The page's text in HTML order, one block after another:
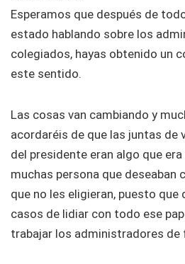
Esperamos que después de
estado hablando sobre los
colegiados, hayas obtenido un
este sentido.
Las cosas van cambiando y
acordaréis de que las juntas de
del presidente eran algo que
muchas persona que deseaban
que no les eligieran, puesto que
casos de lidiar con todo ese
trabajar los administradores de